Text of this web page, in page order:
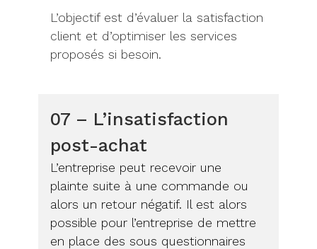
L’objectif est d’évaluer la satisfaction
client et d’optimiser les services
proposés si besoin.
07 – L’insatisfaction
post-achat
L’entreprise peut recevoir une
plainte suite à une commande ou
alors un retour négatif. Il est alors
possible pour l’entreprise de mettre
en place des sous questionnaires